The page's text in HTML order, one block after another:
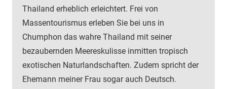
Thailand erheblich erleichtert. Frei von
Massentourismus erleben Sie bei uns in
Chumphon das wahre Thailand mit seiner
bezaubernden Meereskulisse inmitten tropisch
exotischen Naturlandschaften. Zudem spricht der
Ehemann meiner Frau sogar auch Deutsch.